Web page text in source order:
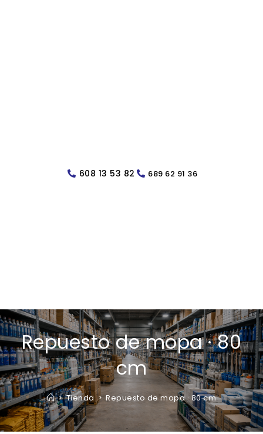
608 13 53 82 689 62 91 36
Repuesto de mopa · 80
cm
> Tienda > Repuesto de mopa · 80 cm